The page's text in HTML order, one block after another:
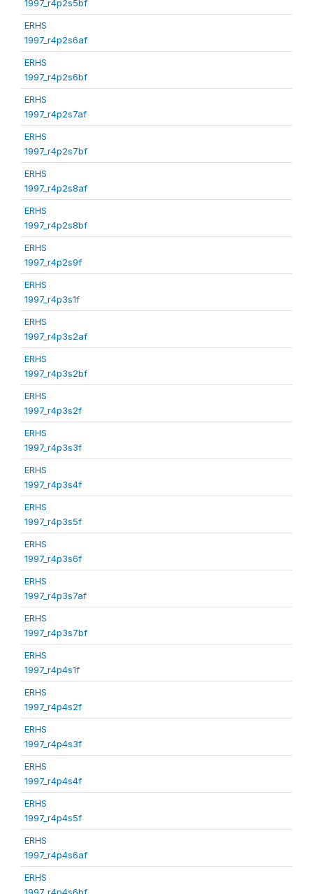
1997_r4p2s5bf
ERHS
1997_r4p2s6af
ERHS
1997_r4p2s6bf
ERHS
1997_r4p2s7af
ERHS
1997_r4p2s7bf
ERHS
1997_r4p2s8af
ERHS
1997_r4p2s8bf
ERHS
1997_r4p2s9f
ERHS
1997_r4p3s1f
ERHS
1997_r4p3s2af
ERHS
1997_r4p3s2bf
ERHS
1997_r4p3s2f
ERHS
1997_r4p3s3f
ERHS
1997_r4p3s4f
ERHS
1997_r4p3s5f
ERHS
1997_r4p3s6f
ERHS
1997_r4p3s7af
ERHS
1997_r4p3s7bf
ERHS
1997_r4p4s1f
ERHS
1997_r4p4s2f
ERHS
1997_r4p4s3f
ERHS
1997_r4p4s4f
ERHS
1997_r4p4s5f
ERHS
1997_r4p4s6af
ERHS
1997_r4p4s6bf